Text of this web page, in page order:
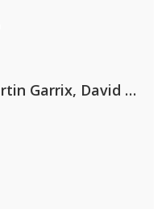
AFROJACK, Martin Garrix, David Guetta & Amél